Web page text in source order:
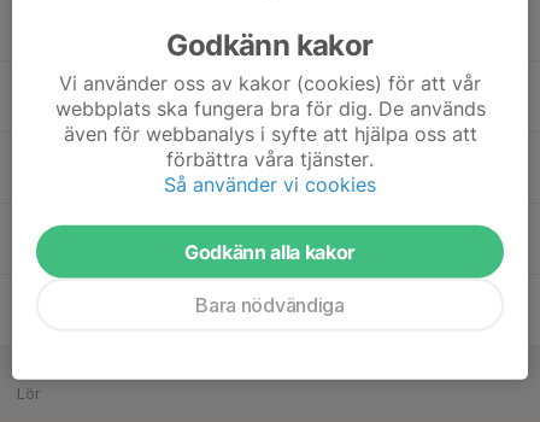
Tor
Lör
Godkänn kakor
Vi använder oss av kakor (cookies) för att vår
webbplats ska fungera bra för dig. De används
även för webbanalys i syfte att hjälpa oss att
förbättra våra tjänster.
Så använder vi cookies
Godkänn alla kakor
Bara nödvändiga